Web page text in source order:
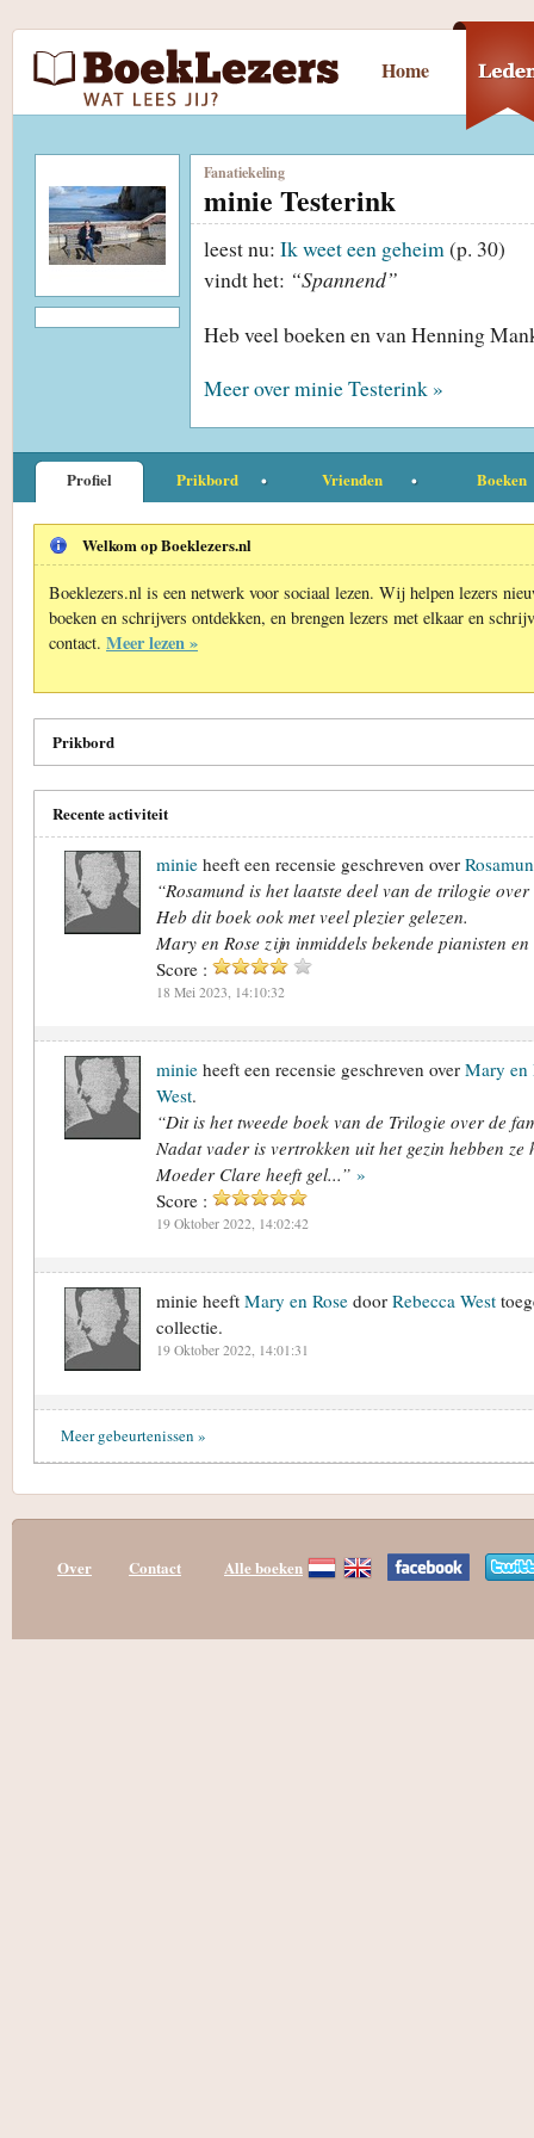
Home
Fanatiekeling
minie Testerink
leest nu: Ik weet een geheim(p. 30)
vindt het: “Spannend”
Heb veel boeken en van Henning
Meer over minie Testerink »
Profiel Prikbord Vrienden Boeken
Welkom op Boeklezers.nl
Boeklezers.nl is een netwerk voor sociaal lezen. Wij helpen lezers
boeken en schrijvers ontdekken, en brengen lezers met elkaar en
contact. Meer lezen »
Prikbord
Recente activiteit
minie heeft een recensie geschreven over
“Rosamund is het laatste deel van de trilogie
Heb dit boek ook met veel plezier gelezen.
Mary en Rose zijn inmiddels bekende pianisten en
Score :
18 Mei 2023, 14:10:32
minie heeft een recensie geschreven over Mary en
West.
“Dit is het tweede boek van de Trilogie over de
Nadat vader is vertrokken uit het gezin hebben ze
Moeder Clare heeft gel...” »
Score :
19 Oktober 2022, 14:02:42
minie heeft Mary en Rose door Rebecca West
collectie.
19 Oktober 2022, 14:01:31
Meer gebeurtenissen »
Over Contact Alle boeken